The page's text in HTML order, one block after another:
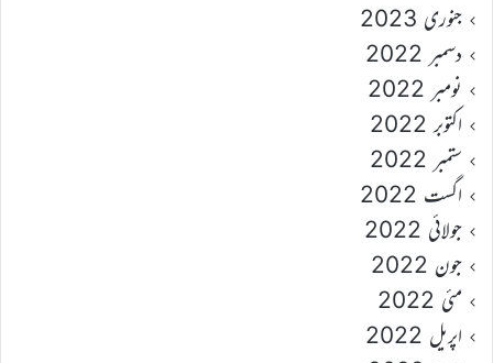
جنوری 2023
دسمبر 2022
نومبر 2022
اکتوبر 2022
ستمبر 2022
اگست 2022
جولائی 2022
جون 2022
مئی 2022
اپریل 2022